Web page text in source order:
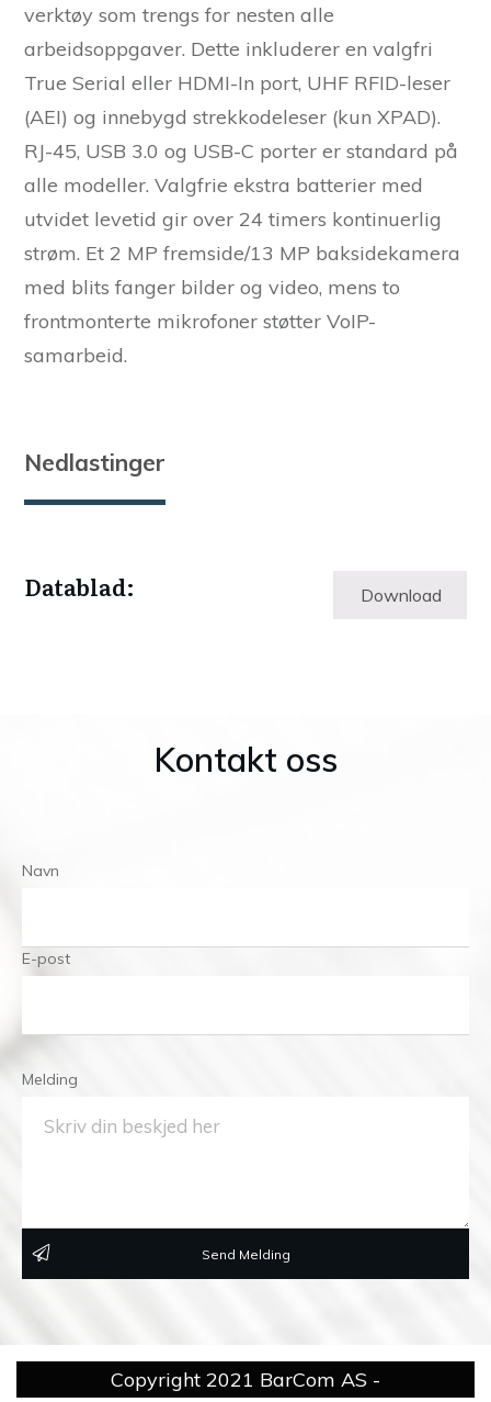
verktøy som trengs for nesten alle
arbeidsoppgaver. Dette inkluderer en valgfri
True Serial eller HDMI-In port, UHF RFID-leser
(AEI) og innebygd strekkodeleser (kun XPAD).
RJ-45, USB 3.0 og USB-C porter er standard på
alle modeller. Valgfrie ekstra batterier med
utvidet levetid gir over 24 timers kontinuerlig
strøm. Et 2 MP fremside/13 MP baksidekamera
med blits fanger bilder og video, mens to
frontmonterte mikrofoner støtter VoIP-
samarbeid.
Nedlastinger
Datablad: Download
Kontakt oss
Navn
E-post
Melding
Send Melding
Copyright 2021 BarCom AS -